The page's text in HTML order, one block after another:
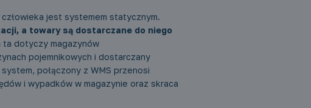
jest systemem statycznym.
a towary są dostarczane do niego
ta dotyczy magazynów
pojemnikowych i dostarczany
połączony z WMS przenosi
i wypadków w magazynie oraz skraca